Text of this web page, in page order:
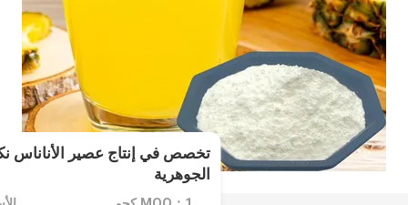
تخصص في إنتاج عصير الأناناس
الجوهرية